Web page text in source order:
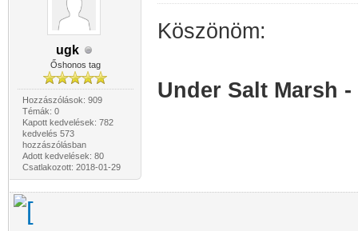
ugk
Őshonos tag
Hozzászólások: 909
Témák: 0
Kapott kedvelések: 782
kedvelés 573
hozzászólásban
Adott kedvelések: 80
Csatlakozott: 2018-01-29
Köszönöm:
Under Salt Marsh